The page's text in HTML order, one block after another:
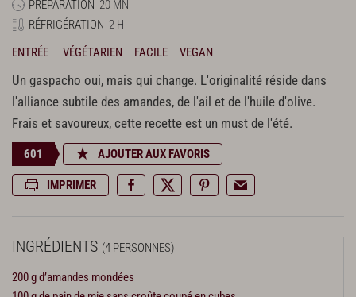
PRÉPARATION 20 MN
RÉFRIGÉRATION 2 H
ENTRÉE
VÉGÉTARIEN FACILE VEGAN
Un gaspacho oui, mais qui change. L'originalité réside dans
l'alliance subtile des amandes, de l'ail et de l'huile d'olive.
Frais et savoureux, cette recette est un must de l'été.
601 AJOUTER AUX FAVORIS
IMPRIMER
INGRÉDIENTS (4 PERSONNES)
200 g d’amandes mondées